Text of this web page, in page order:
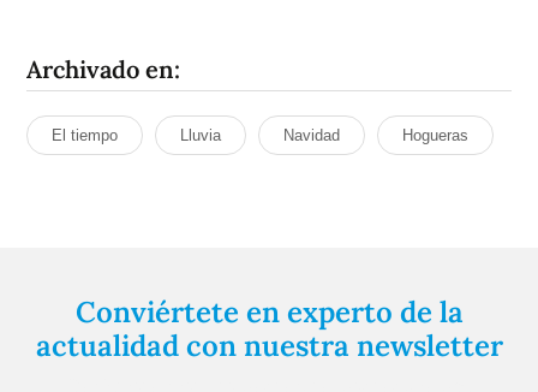
Archivado en:
El tiempo Lluvia Navidad Hogueras
Conviértete en experto de la
actualidad con nuestra newsletter